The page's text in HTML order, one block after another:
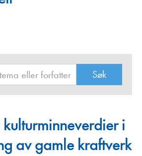
i
av gamle kraftverk